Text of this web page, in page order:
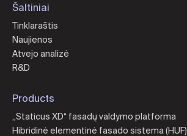
Šaltiniai
Tinklaraštis
Naujienos
Atvejo analizė
R&D
Products
„Staticus XD“ fasadų valdymo platforma
Hibridinė elementinė fasado sistema (HUF)